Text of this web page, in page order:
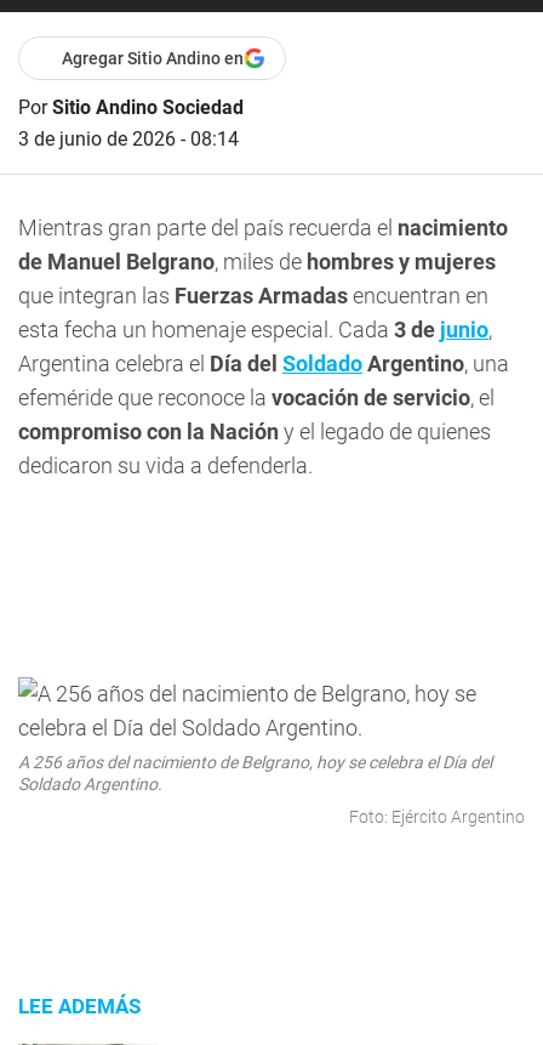
Agregar Sitio Andino en
PorSitio Andino Sociedad
3 de junio de 2026 - 08:14
Mientras gran parte del país recuerda el nacimiento
de Manuel Belgrano, miles de hombres y mujeres
que integran las Fuerzas Armadasencuentran en
esta fecha un homenaje especial. Cada 3 de junio,
Argentina celebra el Día del SoldadoArgentino, una
efeméride que reconoce la vocación de servicio, el
compromiso con la Nación y el legado de quienes
dedicaron su vida a defenderla.
A 256 años del nacimiento de Belgrano, hoy se celebra el Día del
Soldado Argentino.
Foto: Ejército Argentino
LEE ADEMÁS